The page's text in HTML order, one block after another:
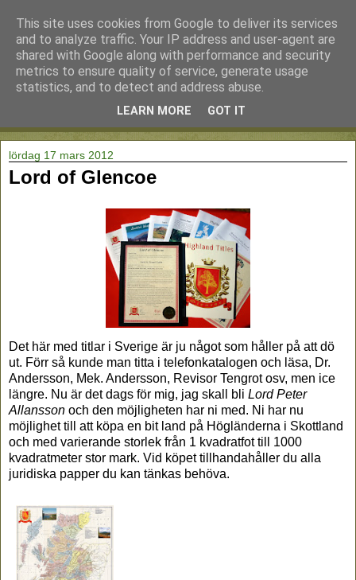
lördag 17 mars 2012
Lord of Glencoe
Det här med titlar i Sverige är ju något som håller på att dö
ut. Förr så kunde man titta i telefonkatalogen och läsa, Dr.
Andersson, Mek. Andersson, Revisor Tengrot osv, men ice
längre. Nu är det dags för mig, jag skall bli Lord Peter
Allansson och den möjligheten har ni med. Ni har nu
möjlighet till att köpa en bit land på Högländerna i Skottland
och med varierande storlek från 1 kvadratfot till 1000
kvadratmeter stor mark. Vid köpet tillhandahåller du alla
juridiska papper du kan tänkas behöva.
This site uses cookies from Google to deliver its services
and to analyze traffic. Your IP address and user-agent are
shared with Google along with performance and security
metrics to ensure quality of service, generate usage
statistics, and to detect and address abuse.
LEARN MORE GOT IT